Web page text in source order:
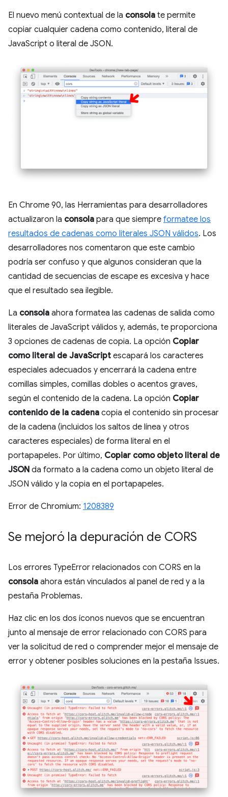
El nuevo menú contextual de la consola te permite
copiar cualquier cadena como contenido, literal de
JavaScript o literal de JSON.
En Chrome 90, las Herramientas para desarrolladores
actualizaron la consola para que siempre formatee los
resultados de cadenas como literales JSON válidos. Los
desarrolladores nos comentaron que este cambio
podría ser confuso y que algunos consideran que la
cantidad de secuencias de escape es excesiva y hace
que el resultado sea ilegible.
La consola ahora formatea las cadenas de salida como
literales de JavaScript válidos y, además, te proporciona
3 opciones de cadenas de copia. La opción Copiar
como literal de JavaScript escapará los caracteres
especiales adecuados y encerrará la cadena entre
comillas simples, comillas dobles o acentos graves,
según el contenido de la cadena. La opción Copiar
contenido de la cadena copia el contenido sin procesar
de la cadena (incluidos los saltos de línea y otros
caracteres especiales) de forma literal en el
portapapeles. Por último, Copiar como objeto literal de
JSON da formato a la cadena como un objeto literal de
JSON válido y la copia en el portapapeles.
Error de Chromium: 1208389
Se mejoró la depuración de CORS
Los errores TypeError relacionados con CORS en la
consola ahora están vinculados al panel de red y a la
pestaña Problemas.
Haz clic en los dos íconos nuevos que se encuentran
junto al mensaje de error relacionado con CORS para
ver la solicitud de red o comprender mejor el mensaje de
error y obtener posibles soluciones en la pestaña Issues.